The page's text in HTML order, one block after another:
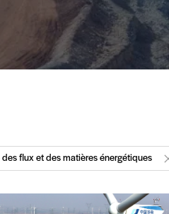
flux et des matières énergétiques